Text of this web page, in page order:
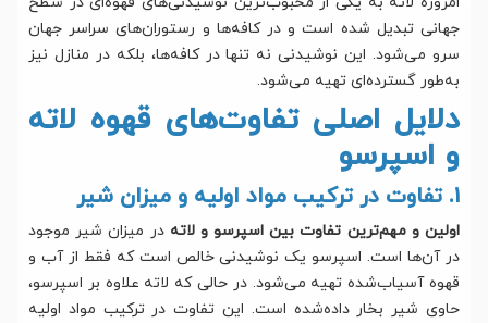
جهانی تبدیل شده است و در کافه‌ها و رستوران‌های سراسر جهان
سرو می‌شود. این نوشیدنی نه تنها در کافه‌ها، بلکه در منازل نیز
به‌طور گسترده‌ای تهیه می‌شود.
دلایل اصلی تفاوت‌های قهوه لاته
و اسپرسو
۱. تفاوت در ترکیب مواد اولیه و میزان شیر
اولین و مهم‌ترین تفاوت بین اسپرسو و لاته در میزان شیر موجود
در آن‌ها است. اسپرسو یک نوشیدنی خالص است که فقط از آب و
قهوه آسیاب‌شده تهیه می‌شود. در حالی که لاته علاوه بر اسپرسو،
حاوی شیر بخار داده‌شده است. این تفاوت در ترکیب مواد اولیه